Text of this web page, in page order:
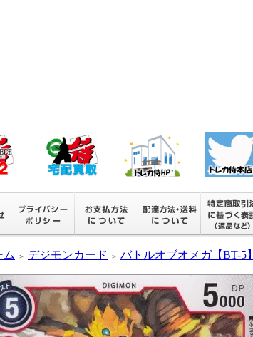
ム ＞ デジモンカード ＞ バトルオブオメガ【BT-5】